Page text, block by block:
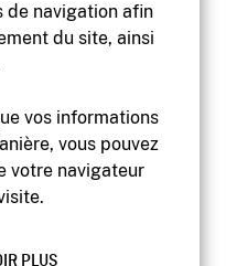
de navigation afin
du site, ainsi
vos informations
vous pouvez
votre navigateur
PLUSpersonnels